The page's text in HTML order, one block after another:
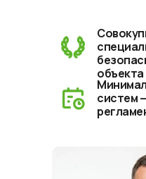
систем
объекта